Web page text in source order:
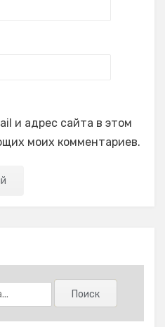
и адрес сайта в этом
моих комментариев.